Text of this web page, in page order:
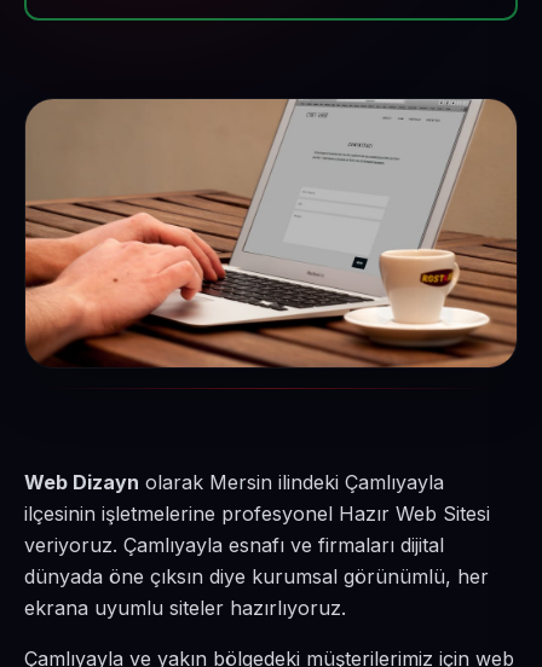
Web Dizayn olarak Mersin ilindeki Çamlıyayla
ilçesinin işletmelerine profesyonel Hazır Web Sitesi
veriyoruz. Çamlıyayla esnafı ve firmaları dijital
dünyada öne çıksın diye kurumsal görünümlü, her
ekrana uyumlu siteler hazırlıyoruz.
Çamlıyayla ve yakın bölgedeki müşterilerimiz için web